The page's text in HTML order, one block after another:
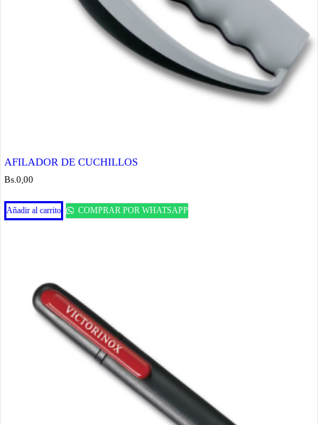
página
AFILADOR DE CUCHILLOS
Bs.0,00
Añadir al carrito COMPRAR POR WHATSAPP